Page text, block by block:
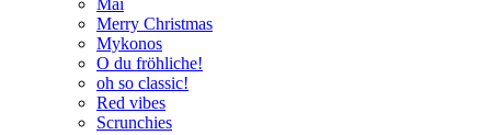
Mai
Merry Christmas
Mykonos
O du fröhliche!
oh so classic!
Red vibes
Scrunchies